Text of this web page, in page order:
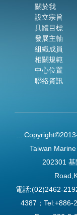
關於我
設立宗旨
具體目標
發展主軸
組織成員
相關規範
中心位置
聯絡資訊
:::
Taiwan
202301 基
電話:(02)2462-
4387；Tel:+886-